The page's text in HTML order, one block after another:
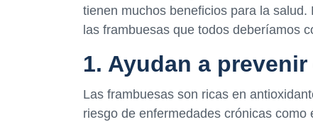
tienen muchos beneficios para la
las frambuesas que todos deberíamos
1. Ayudan a
Las frambuesas son ricas en
riesgo de enfermedades crónicas